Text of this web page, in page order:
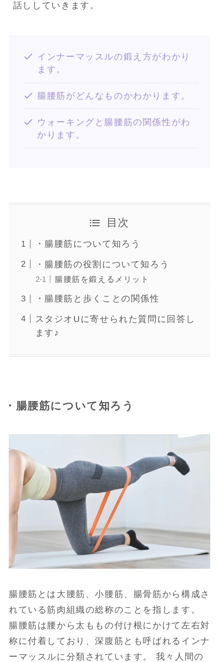
話ししていきます。
インナーマッスルの鍛え方がわかり
ます。
腸腰筋がどんなものかわかります。
ウォーキングと腸腰筋の関係性がわ
かります。
目次
・腸腰筋について知ろう
・腸腰筋の役割について知ろう
腸腰筋を鍛えるメリット
・腸腰筋と歩くことの関係性
スタジオUに寄せられた質問に回答し
ます♪
・腸腰筋について知ろう
腸腰筋とは大腰筋、小腰筋、腸骨筋から構成さ
れている筋肉組織の総称のことを指します。
腸腰筋は腰から太ももの付け根にかけて左右対
称に付着しており、深腹筋とも呼ばれるインナ
ーマッスルに分類されています。 我々人間の